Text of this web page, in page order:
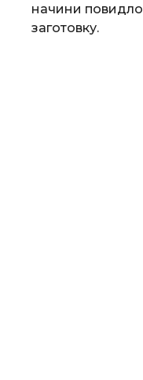
начини
заготовку.